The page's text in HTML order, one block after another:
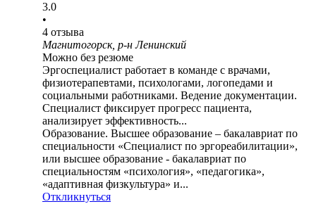
3.0
•
4 отзыва
Магнитогорск, р-н Ленинский
Можно без резюме
Эргоспециалист работает в команде с врачами,
физиотерапевтами, психологами, логопедами и
социальными работниками. Ведение документации.
Специалист фиксирует прогресс пациента,
анализирует эффективность...
Образование. Высшее образование – бакалавриат по
специальности «Специалист по эргореабилитации»,
или высшее образование - бакалавриат по
специальностям «психология», «педагогика»,
«адаптивная физкультура» и...
Откликнуться